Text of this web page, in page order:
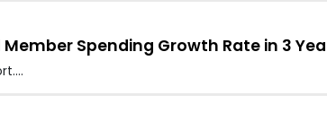
Spending Growth Rate in 3